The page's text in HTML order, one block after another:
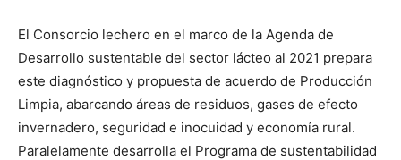
El Consorcio lechero en el marco de la Agenda de
Desarrollo sustentable del sector lácteo al 2021 prepara
este diagnóstico y propuesta de acuerdo de Producción
Limpia, abarcando áreas de residuos, gases de efecto
invernadero, seguridad e inocuidad y economía rural.
Paralelamente desarrolla el Programa de sustentabilidad